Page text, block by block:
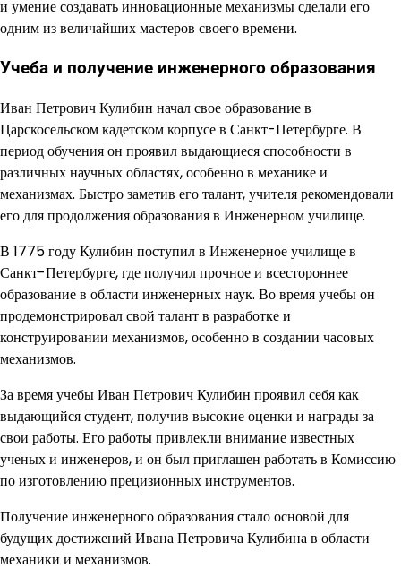
и умение создавать инновационные механизмы сделали его
одним из величайших мастеров своего времени.
Учеба и получение инженерного образования
Иван Петрович Кулибин начал свое образование в
Царскосельском кадетском корпусе в Санкт-Петербурге. В
период обучения он проявил выдающиеся способности в
различных научных областях, особенно в механике и
механизмах. Быстро заметив его талант, учителя рекомендовали
его для продолжения образования в Инженерном училище.
В 1775 году Кулибин поступил в Инженерное училище в
Санкт-Петербурге, где получил прочное и всестороннее
образование в области инженерных наук. Во время учебы он
продемонстрировал свой талант в разработке и
конструировании механизмов, особенно в создании часовых
механизмов.
За время учебы Иван Петрович Кулибин проявил себя как
выдающийся студент, получив высокие оценки и награды за
свои работы. Его работы привлекли внимание известных
ученых и инженеров, и он был приглашен работать в Комиссию
по изготовлению прецизионных инструментов.
Получение инженерного образования стало основой для
будущих достижений Ивана Петровича Кулибина в области
механики и механизмов.